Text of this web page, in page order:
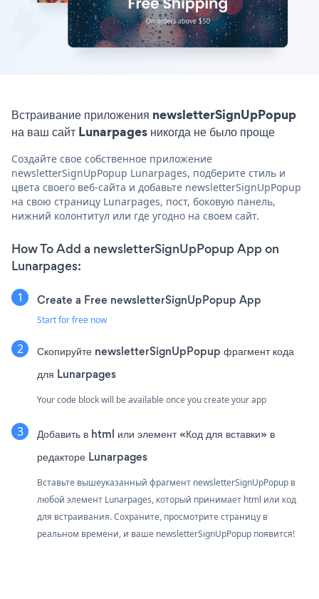
Встраивание приложения newsletterSignUpPopup
на ваш сайт Lunarpages никогда не было проще
Создайте свое собственное приложение
newsletterSignUpPopup Lunarpages, подберите стиль и
цвета своего веб-сайта и добавьте newsletterSignUpPopup
на свою страницу Lunarpages, пост, боковую панель,
нижний колонтитул или где угодно на своем сайт.
How To Add a newsletterSignUpPopup App on
Lunarpages:
Create a Free newsletterSignUpPopup App
Start for free now
Скопируйте newsletterSignUpPopup фрагмент кода
для Lunarpages
Your code block will be available once you create your app
Добавить в html или элемент «Код для вставки» в
редакторе Lunarpages
Вставьте вышеуказанный фрагмент newsletterSignUpPopup в
любой элемент Lunarpages, который принимает html или код
для встраивания. Сохраните, просмотрите страницу в
реальном времени, и ваше newsletterSignUpPopup появится!